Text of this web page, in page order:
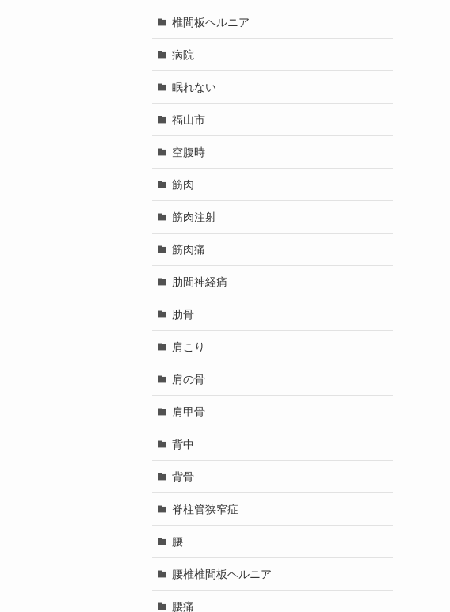
椎間板ヘルニア
病院
眠れない
福山市
空腹時
筋肉
筋肉注射
筋肉痛
肋間神経痛
肋骨
肩こり
肩の骨
肩甲骨
背中
背骨
脊柱管狭窄症
腰
腰椎椎間板ヘルニア
腰痛